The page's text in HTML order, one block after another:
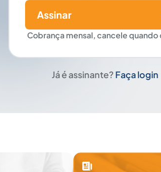
Cobrança mensal, cancele quando
Assinar
Já é assinante? Faça login